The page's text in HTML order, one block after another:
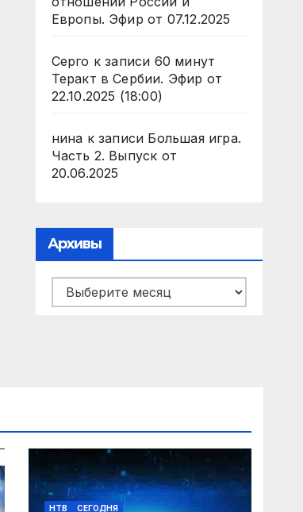
Европы. Эфир от 07.12.2025
Серго к записи 60 минут
Теракт в Сербии. Эфир от
22.10.2025 (18:00)
нина к записи Большая игра.
Часть 2. Выпуск от
20.06.2025
Архивы
Архивы
НТВ СЕГОДНЯ